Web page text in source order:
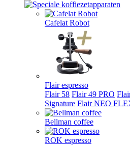
Cafelat Robot
Flair espresso
Flair 58 Flair 49 PRO
Signature Flair NEO
Bellman coffee
ROK espresso